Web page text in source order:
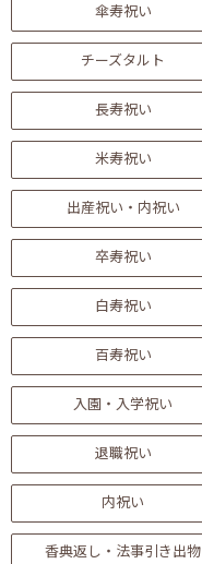
傘寿祝い
チーズタルト
長寿祝い
米寿祝い
出産祝い・内祝い
卒寿祝い
白寿祝い
百寿祝い
入園・入学祝い
退職祝い
内祝い
香典返し・法事引き出物